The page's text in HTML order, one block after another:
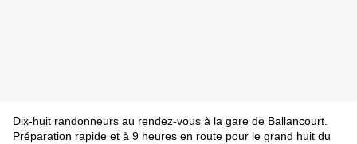
Dix-huit randonneurs au rendez-vous à la gare de Ballancourt.
Préparation rapide et à 9 heures en route pour le grand huit du